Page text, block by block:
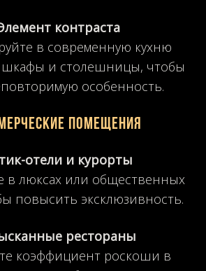
контраста
в современную кухню
шкафы и столешницы, чтобы
особенность.
помещения
отели и курорты
в люксах или общественных
повысить эксклюзивность.
рестораны
коэффициент роскоши в